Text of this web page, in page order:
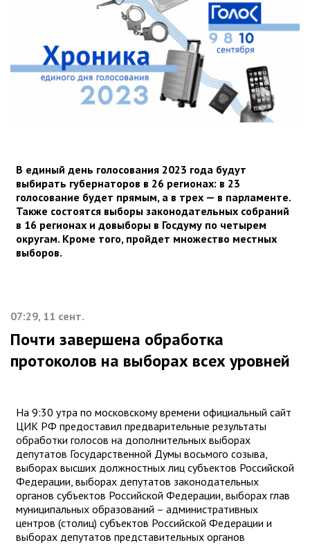
В единый день голосования 2023 года будут
выбирать губернаторов в 26 регионах: в 23
голосование будет прямым, а в трех — в парламенте.
Также состоятся выборы законодательных собраний
в 16 регионах и довыборы в Госдуму по четырем
округам. Кроме того, пройдет множество местных
выборов.
07:29, 11 сент.
Почти завершена обработка
протоколов на выборах всех уровней
На 9:30 утра по московскому времени официальный сайт
ЦИК РФ предоставил предварительные результаты
обработки голосов на дополнительных выборах
депутатов Государственной Думы восьмого созыва,
выборах высших должностных лиц субъектов Российской
Федерации, выборах депутатов законодательных
органов субъектов Российской Федерации, выборах глав
муниципальных образований – административных
центров (столиц) субъектов Российской Федерации и
выборах депутатов представительных органов